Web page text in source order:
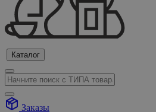
Каталог
Заказы